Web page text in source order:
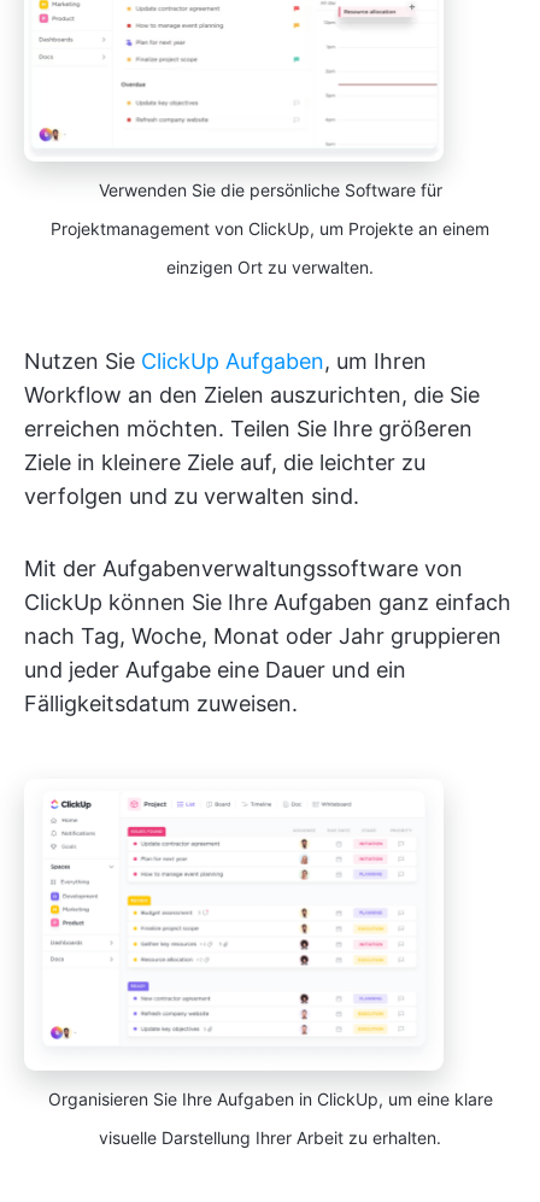
Verwenden Sie die persönliche Software für
Projektmanagement von ClickUp, um Projekte an einem
einzigen Ort zu verwalten.
Nutzen Sie ClickUp Aufgaben, um Ihren
Workflow an den Zielen auszurichten, die Sie
erreichen möchten. Teilen Sie Ihre größeren
Ziele in kleinere Ziele auf, die leichter zu
verfolgen und zu verwalten sind.
Mit der Aufgabenverwaltungssoftware von
ClickUp können Sie Ihre Aufgaben ganz einfach
nach Tag, Woche, Monat oder Jahr gruppieren
und jeder Aufgabe eine Dauer und ein
Fälligkeitsdatum zuweisen.
Organisieren Sie Ihre Aufgaben in ClickUp, um eine klare
visuelle Darstellung Ihrer Arbeit zu erhalten.